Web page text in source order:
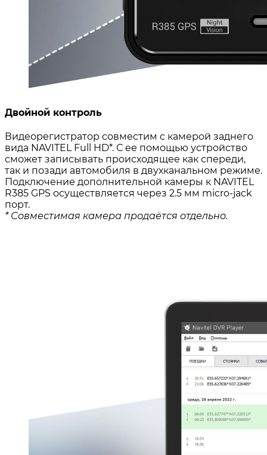
Двойной контроль
Видеорегистратор совместим с камерой заднего
вида NAVITEL Full HD*. С ее помощью устройство
сможет записывать происходящее как спереди,
так и позади автомобиля в двухканальном режиме.
Подключение дополнительной камеры к NAVITEL
R385 GPS осуществляется через 2.5 мм micro-jack
порт.
* Совместимая камера продаётся отдельно.